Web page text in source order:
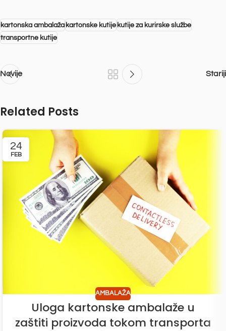
kartonska ambalažakartonske kutijekutije za kurirske službe
transportne kutije
Novije Stariji
Related Posts
24
FEB
AMBALAŽA
Uloga kartonske ambalaže u
zaštiti proizvoda tokom transporta